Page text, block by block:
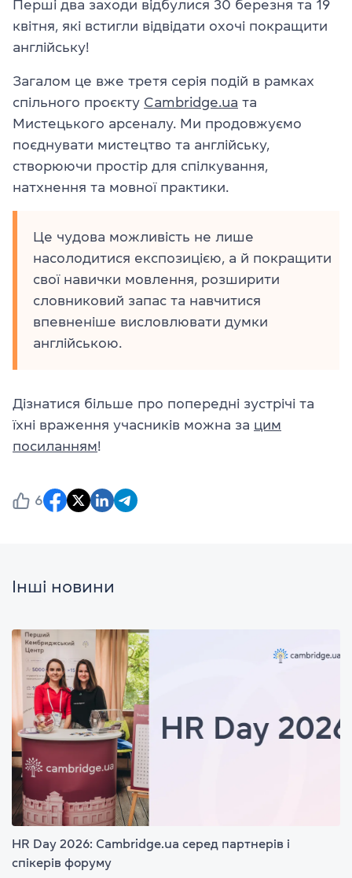
Перші два заходи відбулися 30 березня та 19
квітня, які встигли відвідати охочі покращити
англійську!
Загалом це вже третя серія подій в рамках
спільного проєкту Cambridge.ua та
Мистецького арсеналу. Ми продовжуємо
поєднувати мистецтво та англійську,
створюючи простір для спілкування,
натхнення та мовної практики.
Це чудова можливість не лише
насолодитися експозицією, а й покращити
свої навички мовлення, розширити
словниковий запас та навчитися
впевненіше висловлювати думки
англійською.
Дізнатися більше про попередні зустрічі та
їхні враження учасників можна за цим
посиланням!
6
Інші новини
HR Day 2026: Cambridge.ua серед партнерів і
спікерів форуму